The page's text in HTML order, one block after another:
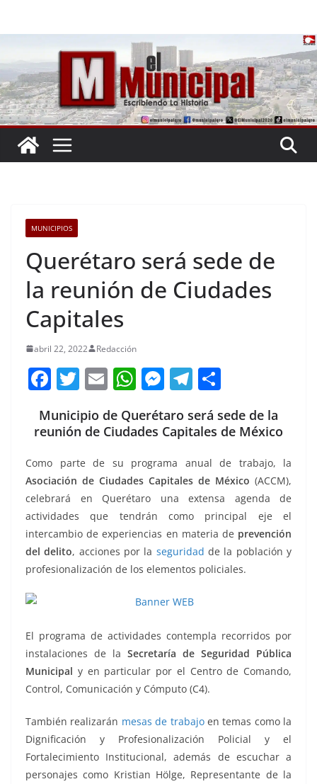
MUNICIPIOS
Querétaro será sede de
la reunión de Ciudades
Capitales
abril 22, 2022 Redacción
F
c
e
b
o
o
k
T
itt
er
E
ai
l
W
at
s
A
p
p
M
ss
e
n
g
er
T
e
gr
a
m
m
p
ar
tir
Municipio de Querétaro será sede de la
reunión de Ciudades Capitales de México
Como parte de su programa anual de trabajo, la
Asociación de Ciudades Capitales de México (ACCM),
celebrará en Querétaro una extensa agenda de
actividades que tendrán como principal eje el
intercambio de experiencias en materia de prevención
del delito, acciones por la seguridad de la población y
profesionalización de los elementos policiales.
El programa de actividades contempla recorridos por
instalaciones de la Secretaría de Seguridad Pública
Municipal y en particular por el Centro de Comando,
Control, Comunicación y Cómputo (C4).
También realizarán mesas de trabajoen temas como la
Dignificación y Profesionalización Policial y el
Fortalecimiento Institucional, además de escuchar a
personajes como Kristian Hölge, Representante de la